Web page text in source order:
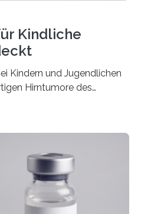
Kindliche
Kindern und Jugendlichen
Hirntumore des
Methoden geheilt
Therapien, die
und normales
um Daniel Merk vom
am